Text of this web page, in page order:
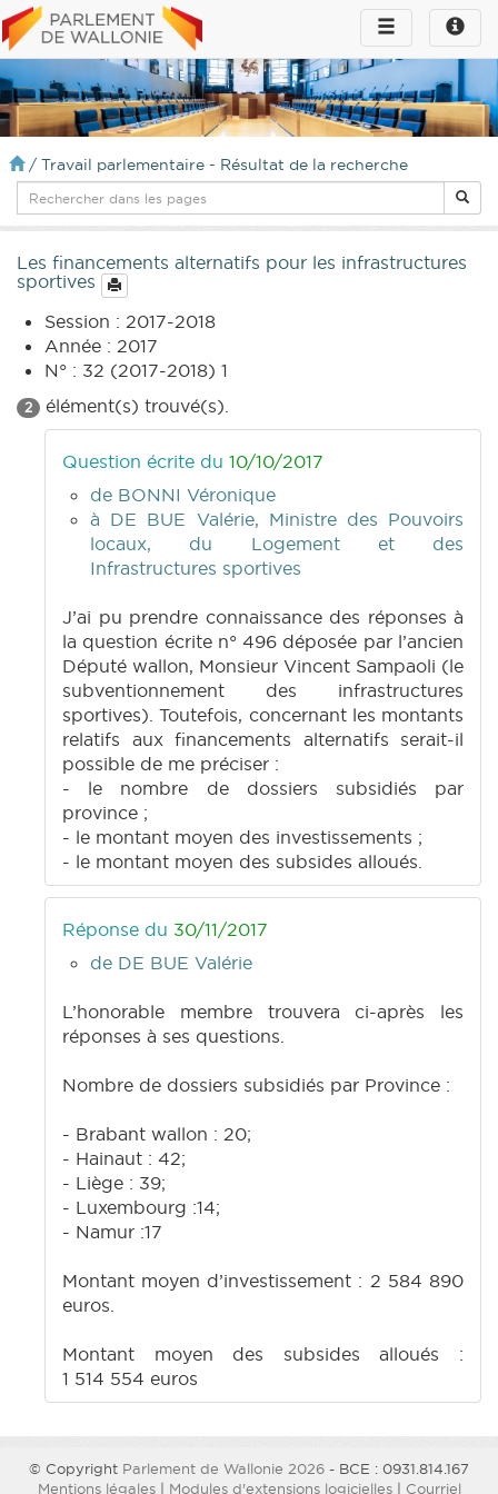
Toggle
infos
Toggle
navigation
/ Travail parlementaire - Résultat de la recherche
Les financements alternatifs pour les infrastructures
sportives
Session : 2017-2018
Année : 2017
N° : 32 (2017-2018) 1
2 élément(s) trouvé(s).
Question écrite du 10/10/2017
de BONNI Véronique
à DE BUE Valérie, Ministre des Pouvoirs
locaux, du Logement et des
Infrastructures sportives
J’ai pu prendre connaissance des réponses à
la question écrite n° 496 déposée par l’ancien
Député wallon, Monsieur Vincent Sampaoli (le
subventionnement des infrastructures
sportives). Toutefois, concernant les montants
relatifs aux financements alternatifs serait-il
possible de me préciser :
- le nombre de dossiers subsidiés par
province ;
- le montant moyen des investissements ;
- le montant moyen des subsides alloués.
Réponse du 30/11/2017
de DE BUE Valérie
L’honorable membre trouvera ci-après les
réponses à ses questions.
Nombre de dossiers subsidiés par Province :
- Brabant wallon : 20;
- Hainaut : 42;
- Liège : 39;
- Luxembourg :14;
- Namur :17
Montant moyen d’investissement : 2 584 890
euros.
Montant moyen des subsides alloués :
1 514 554 euros
© Copyright Parlement de Wallonie 2026 - BCE : 0931.814.167
Mentions légales| Modules d'extensions logicielles| Courriel